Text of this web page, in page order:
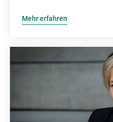
Mehr erfahren